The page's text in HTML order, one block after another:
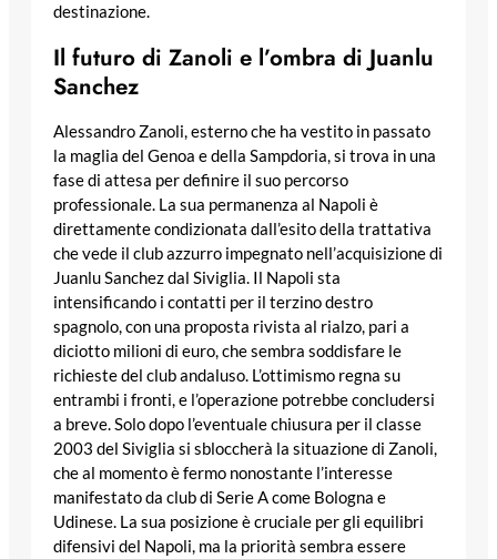
destinazione.
Il futuro di Zanoli e l’ombra di Juanlu
Sanchez
Alessandro Zanoli, esterno che ha vestito in passato
la maglia del Genoa e della Sampdoria, si trova in una
fase di attesa per definire il suo percorso
professionale. La sua permanenza al Napoli è
direttamente condizionata dall’esito della trattativa
che vede il club azzurro impegnato nell’acquisizione di
Juanlu Sanchez dal Siviglia. Il Napoli sta
intensificando i contatti per il terzino destro
spagnolo, con una proposta rivista al rialzo, pari a
diciotto milioni di euro, che sembra soddisfare le
richieste del club andaluso. L’ottimismo regna su
entrambi i fronti, e l’operazione potrebbe concludersi
a breve. Solo dopo l’eventuale chiusura per il classe
2003 del Siviglia si sbloccherà la situazione di Zanoli,
che al momento è fermo nonostante l’interesse
manifestato da club di Serie A come Bologna e
Udinese. La sua posizione è cruciale per gli equilibri
difensivi del Napoli, ma la priorità sembra essere